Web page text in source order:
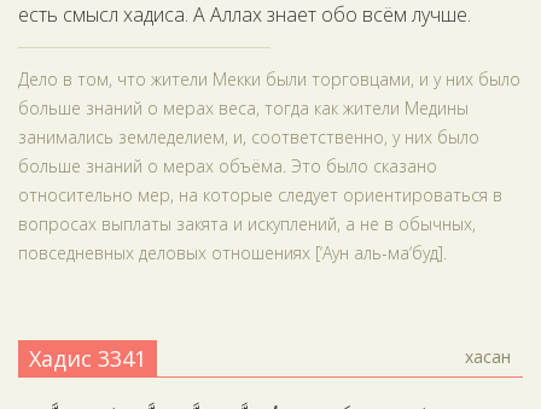
есть смысл хадиса. А Аллах знает обо всём лучше.
Дело в том, что жители Мекки были торговцами, и у них было
больше знаний о мерах веса, тогда как жители Медины
занимались земледелием, и, соответственно, у них было
больше знаний о мерах объёма. Это было сказано
относительно мер, на которые следует ориентироваться в
вопросах выплаты закята и искуплений, а не в обычных,
повседневных деловых отношениях [‘Аун аль-ма‘буд].
Хадис 3341 хасан